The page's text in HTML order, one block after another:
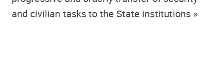
and civilian tasks to the State institutions »